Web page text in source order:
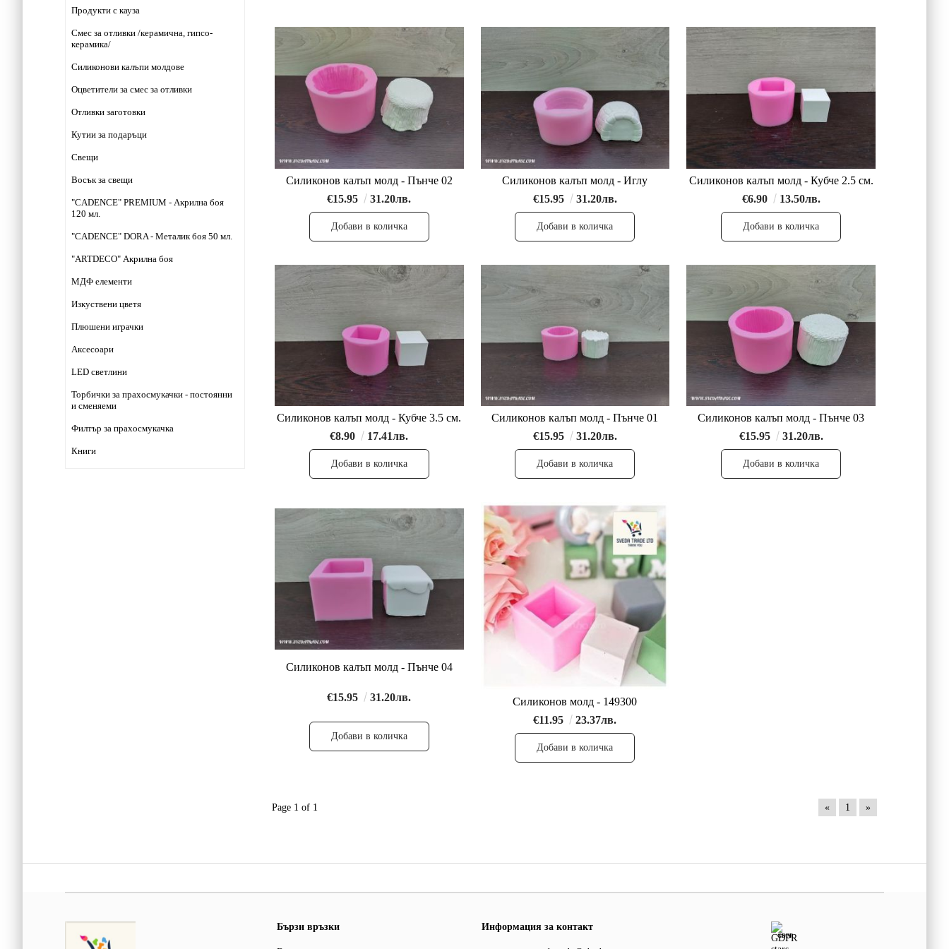
Продукти с кауза
Смес за отливки /керамична, гипсо-
керамика/
Силиконови калъпи молдове
Оцветители за смес за отливки
Отливки заготовки
Кутии за подаръци
Свещи
Восък за свещи
"CADENCE" PREMIUM - Акрилна боя
120 мл.
"CADENCE" DORA - Металик боя 50 мл.
"ARTDECO" Акрилна боя
МДФ елементи
Изкуствени цветя
Плюшени играчки
Аксесоари
LED светлини
Торбички за прахосмукачки - постоянни
и сменяеми
Филтър за прахосмукачка
Книги
Силиконов калъп молд - Пънче 02
€15.95
31.20лв.
Силиконов калъп молд - Иглу
€15.95
31.20лв.
Силиконов калъп молд - Кубче 2.5 см.
€6.90
13.50лв.
Силиконов калъп молд - Кубче 3.5 см.
€8.90
17.41лв.
Силиконов калъп молд - Пънче 01
€15.95
31.20лв.
Силиконов калъп молд - Пънче 03
€15.95
31.20лв.
Силиконов калъп молд - Пънче 04
€15.95 31.20лв.
Силиконов молд - 149300
€11.95
23.37лв.
Page 1 of 1 « 1 »
Бързи връзки Информация за контакт
GDPR